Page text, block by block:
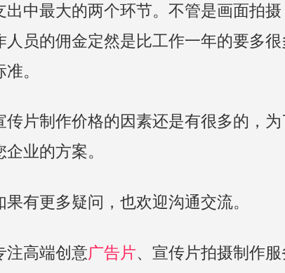
中最大的两个环节。不管是画面拍
员的佣金定然是比工作一年的要多
。
片制作价格的因素还是有很多的，
业的方案。
有更多疑问，也欢迎沟通交流。
注高端创意广告片、宣传片拍摄制作